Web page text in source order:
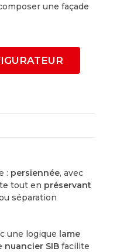
une façade
: persiennée, avec
tout en préservant
séparation
une logique lame
nuancier SIB facilite